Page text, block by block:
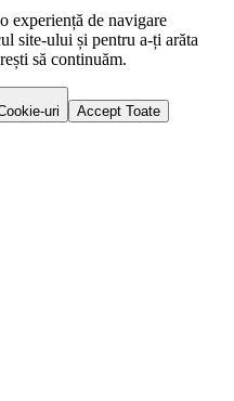
experiență de navigare
site-ului și pentru a-ți arăta
să continuăm.
uri Accept Toate